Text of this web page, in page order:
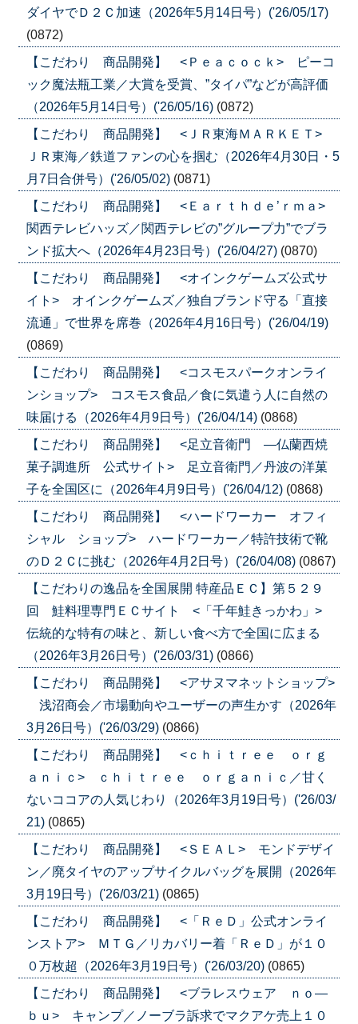
ダイヤでＤ２Ｃ加速（2026年5月14日号）('26/05/17)
(0872)
【こだわり 商品開発】 <Ｐｅａｃｏｃｋ> ピーコ
ック魔法瓶工業／大賞を受賞、”タイパ”などが高評価
（2026年5月14日号）('26/05/16) (0872)
【こだわり 商品開発】 <ＪＲ東海ＭＡＲＫＥＴ>
ＪＲ東海／鉄道ファンの心を掴む（2026年4月30日・5
月7日合併号）('26/05/02) (0871)
【こだわり 商品開発】 <Ｅａｒｔｈｄｅ’ｒｍａ>
関西テレビハッズ／関西テレビの”グループ力”でブラ
ンド拡大へ（2026年4月23日号）('26/04/27) (0870)
【こだわり 商品開発】 <オインクゲームズ公式サ
イト> オインクゲームズ／独自ブランド守る「直接
流通」で世界を席巻（2026年4月16日号）('26/04/19)
(0869)
【こだわり 商品開発】 <コスモスパークオンライ
ンショップ> コスモス食品／食に気遣う人に自然の
味届ける（2026年4月9日号）('26/04/14) (0868)
【こだわり 商品開発】 <足立音衛門 ―仏蘭西焼
菓子調進所 公式サイト> 足立音衛門／丹波の洋菓
子を全国区に（2026年4月9日号）('26/04/12) (0868)
【こだわり 商品開発】 <ハードワーカー オフィ
シャル ショップ> ハードワーカー／特許技術で靴
のＤ２Ｃに挑む（2026年4月2日号）('26/04/08) (0867)
【こだわりの逸品を全国展開 特産品ＥＣ】第５２９
回 鮭料理専門ＥＣサイト <「千年鮭きっかわ」>
伝統的な特有の味と、新しい食べ方で全国に広まる
（2026年3月26日号）('26/03/31) (0866)
【こだわり 商品開発】 <アサヌマネットショップ>
浅沼商会／市場動向やユーザーの声生かす（2026年
3月26日号）('26/03/29) (0866)
【こだわり 商品開発】 <ｃｈｉｔｒｅｅ ｏｒｇ
ａｎｉｃ> ｃｈｉｔｒｅｅ ｏｒｇａｎｉｃ／甘く
ないココアの人気じわり（2026年3月19日号）('26/03/
21) (0865)
【こだわり 商品開発】 <ＳＥＡＬ> モンドデザイ
ン／廃タイヤのアップサイクルバッグを展開（2026年
3月19日号）('26/03/21) (0865)
【こだわり 商品開発】 <「ＲｅＤ」公式オンライ
ンストア> ＭＴＧ／リカバリー着「ＲｅＤ」が１０
０万枚超（2026年3月19日号）('26/03/20) (0865)
【こだわり 商品開発】 <ブラレスウェア ｎｏ―
ｂｕ> キャンプ／ノーブラ訴求でマクアケ売上１０